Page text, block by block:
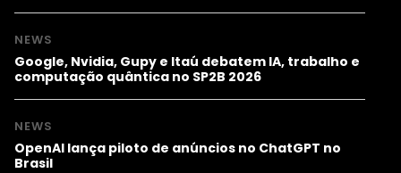
NEWS
Google, Nvidia, Gupy e Itaú debatem IA, trabalho e
computação quântica no SP2B 2026
NEWS
OpenAI lança piloto de anúncios no ChatGPT no
Brasil